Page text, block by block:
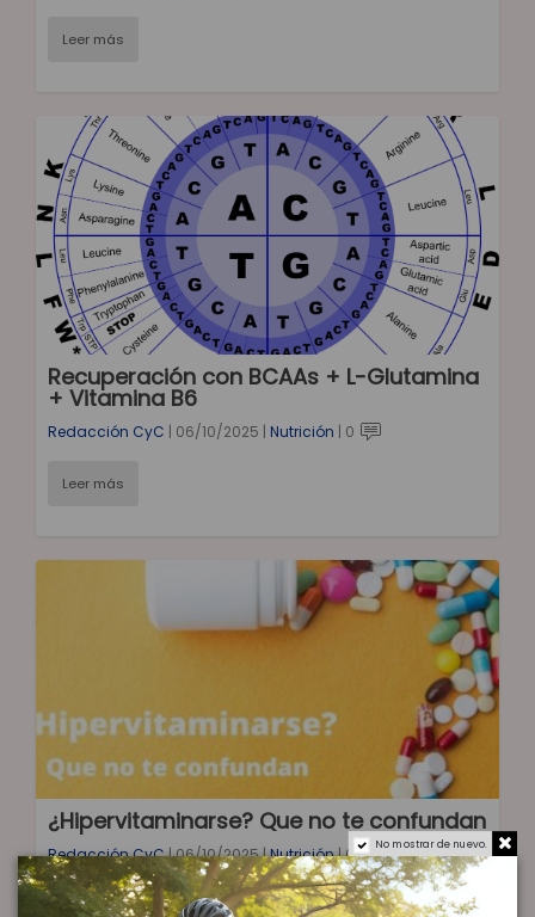
Leer más
Recuperación con BCAAs + L-Glutamina
+ Vitamina B6
Redacción CyC | 06/10/2025 | Nutrición | 0
Leer más
¿Hipervitaminarse? Que no te confundan
Redacción CyC|06/10/2025|Nutrición|0
Leer más
No mostrar de nuevo.